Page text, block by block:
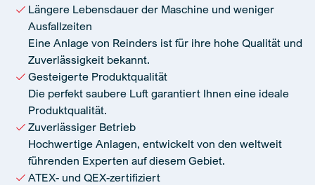
Längere Lebensdauer der Maschine und weniger
Ausfallzeiten
Eine Anlage von Reinders ist für ihre hohe Qualität und
Zuverlässigkeit bekannt.
Gesteigerte Produktqualität
Die perfekt saubere Luft garantiert Ihnen eine ideale
Produktqualität.
Zuverlässiger Betrieb
Hochwertige Anlagen, entwickelt von den weltweit
führenden Experten auf diesem Gebiet.
ATEX- und QEX-zertifiziert